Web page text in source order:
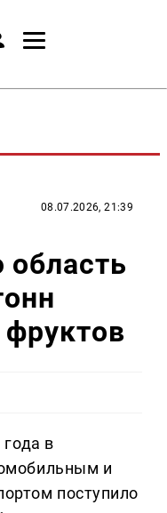
08.07.2026, 21:39
в
и
поступило